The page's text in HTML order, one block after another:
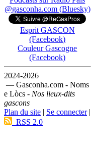
@gasconha.com (Bluesky)
Esprit GASCON
(Facebook)
Couleur Gascogne
(Facebook)
2024-2026
— Gasconha.com - Noms
e Lòcs - Nos lieux-dits
gascons
Plan du site | Se connecter|
RSS 2.0